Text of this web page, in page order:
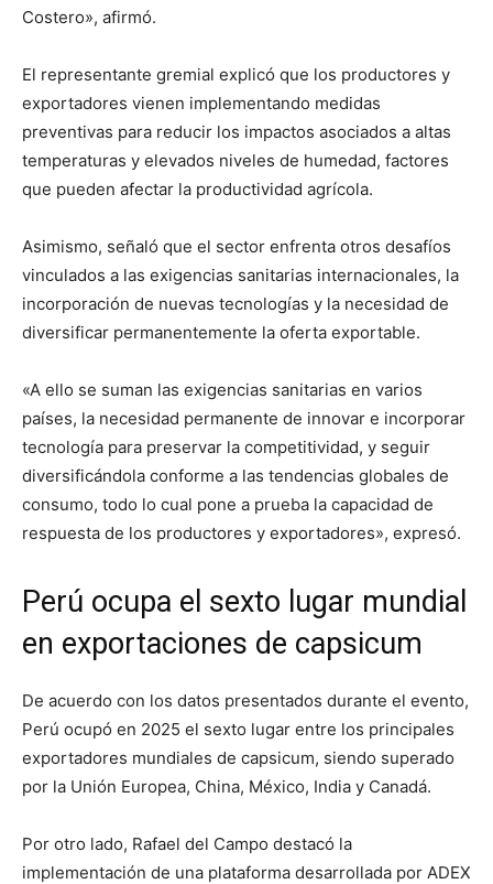
Costero», afirmó.
El representante gremial explicó que los productores y
exportadores vienen implementando medidas
preventivas para reducir los impactos asociados a altas
temperaturas y elevados niveles de humedad, factores
que pueden afectar la productividad agrícola.
Asimismo, señaló que el sector enfrenta otros desafíos
vinculados a las exigencias sanitarias internacionales, la
incorporación de nuevas tecnologías y la necesidad de
diversificar permanentemente la oferta exportable.
«A ello se suman las exigencias sanitarias en varios
países, la necesidad permanente de innovar e incorporar
tecnología para preservar la competitividad, y seguir
diversificándola conforme a las tendencias globales de
consumo, todo lo cual pone a prueba la capacidad de
respuesta de los productores y exportadores», expresó.
Perú ocupa el sexto lugar mundial
en exportaciones de capsicum
De acuerdo con los datos presentados durante el evento,
Perú ocupó en 2025 el sexto lugar entre los principales
exportadores mundiales de capsicum, siendo superado
por la Unión Europea, China, México, India y Canadá.
Por otro lado, Rafael del Campo destacó la
implementación de una plataforma desarrollada por ADEX